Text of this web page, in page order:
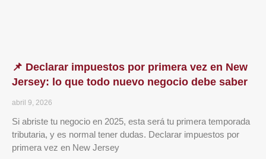
📌 Declarar impuestos por primera vez en New
Jersey: lo que todo nuevo negocio debe saber
abril 9, 2026
Si abriste tu negocio en 2025, esta será tu primera temporada
tributaria, y es normal tener dudas. Declarar impuestos por
primera vez en New Jersey